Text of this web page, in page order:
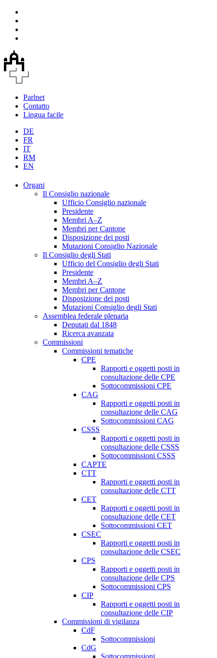
Parlnet
Contatto
Lingua facile
DE
FR
IT
RM
EN
Organi
Il Consiglio nazionale
Ufficio Consiglio nazionale
Presidente
Membri A–Z
Membri per Cantone
Disposizione dei posti
Mutazioni Consiglio Nazionale
Il Consiglio degli Stati
Ufficio del Consiglio degli Stati
Presidente
Membri A–Z
Membri per Cantone
Disposizione dei posti
Mutazioni Consiglio degli Stati
Assemblea federale plenaria
Deputati dal 1848
Ricerca avanzata
Commissioni
Commissioni tematiche
CPE
Rapporti e oggetti posti in
consultazione delle CPE
Sottocommissioni CPE
CAG
Rapporti e oggetti posti in
consultazione delle CAG
Sottocommissioni CAG
CSSS
Rapporti e oggetti posti in
consultazione delle CSSS
Sottocommissioni CSSS
CAPTE
CTT
Rapporti e oggetti posti in
consultazione delle CTT
CET
Rapporti e oggetti posti in
consultazione delle CET
Sottocommissioni CET
CSEC
Rapporti e oggetti posti in
consultazione delle CSEC
CPS
Rapporti e oggetti posti in
consultazione delle CPS
Sottocommissioni CPS
CIP
Rapporti e oggetti posti in
consultazione delle CIP
Commissioni di vigilanza
CdF
Sottocommissioni
CdG